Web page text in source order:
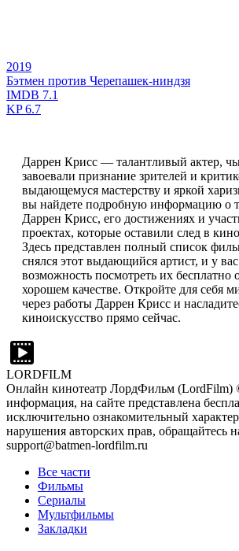
2019
Бэтмен против Черепашек-ниндзя
IMDB 7.1
KP6.7
Даррен Крисс — талантливый актер,
завоевали признание зрителей и
выдающемуся мастерству и яркой
вы найдете подробную информацию о
Даррен Крисс, его достижениях и
проектах, которые оставили след в
Здесь представлен полный список
снялся этот выдающийся артист, и у вас
возможность посмотреть их бесплатно
хорошем качестве. Откройте для себя
через работы Даррен Крисс и
киноискусство прямо сейчас.
LORDFILM
Онлайн кинотеатр ЛордФильм (LordFilm)
информация, на сайте представлена
исключительно ознакомительный
нарушения авторских прав, обращайтесь
support@batmen-lordfilm.ru
Все части
Фильмы
Сериалы
Мультфильмы
Закладки